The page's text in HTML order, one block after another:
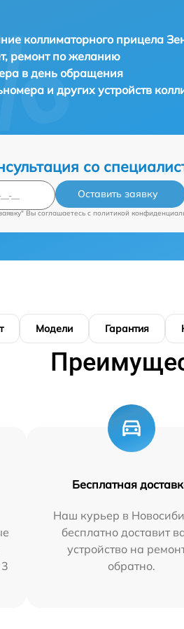
коллиматорного прицела
ремонт по желанию
в день обращения
и других устройств
со
Оставить заявку
Вы соглашаетесь c политикой
Модели Гарантия
Бесплатная
Наш курьер в
бесплатно доставит
устройство на
обратно.